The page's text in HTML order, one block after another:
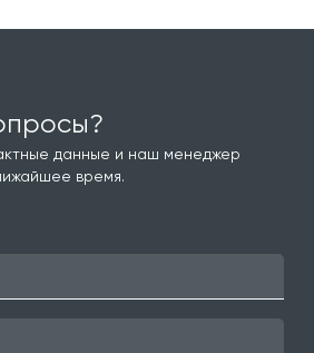
данные и наш менеджер
время.